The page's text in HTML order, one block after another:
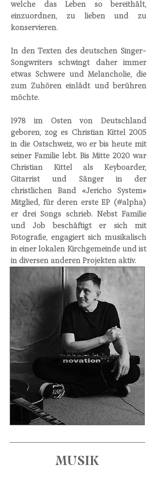
welche das Leben so bereithält,
einzuordnen, zu lieben und zu
konservieren.
In den Texten des deutschen Singer-
Songwriters schwingt daher immer
etwas Schwere und Melancholie, die
zum Zuhören einlädt und berühren
möchte.
1978 im Osten von Deutschland
geboren, zog es Christian Kittel 2005
in die Ostschweiz, wo er bis heute mit
seiner Familie lebt. Bis Mitte 2020 war
Christian Kittel als Keyboarder,
Gitarrist und Sänger in der
christlichen Band «Jericho System»
Mitglied, für deren erste EP (#alpha)
er drei Songs schrieb. Nebst Familie
und Job beschäftigt er sich mit
Fotografie, engagiert sich musikalisch
in einer lokalen Kirchgemeinde und ist
in diversen anderen Projekten aktiv.
MUSIK